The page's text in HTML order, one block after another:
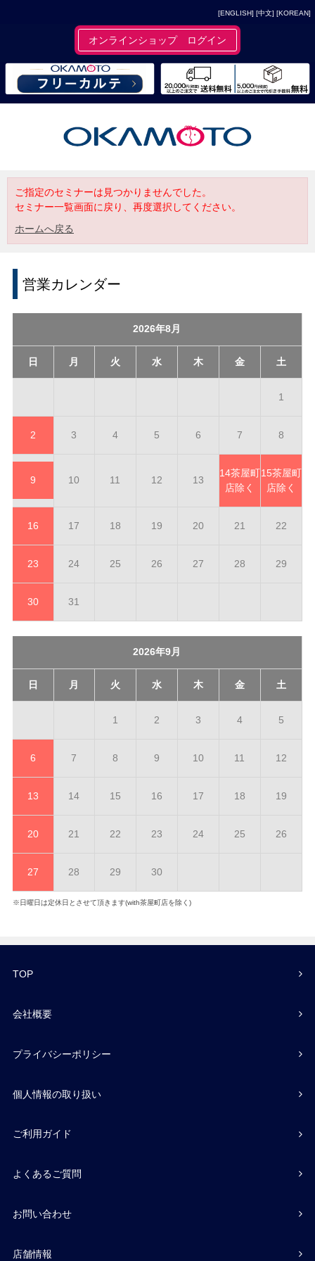
[ENGLISH] [中文] [KOREAN]
オンラインショップ ログイン
ご指定のセミナーは見つかりませんでした。
セミナー一覧画面に戻り、再度選択してください。
ホームへ戻る
営業カレンダー
2026年8月
日 月 火 水 木 金 土
1
2 3 4 5 6 7 8
9 10 11 12 13
14茶屋町
店除く
15茶屋町
店除く
16 17 18 19 20 21 22
23 24 25 26 27 28 29
30 31
2026年9月
日 月 火 水 木 金 土
1 2 3 4 5
6 7 8 9 10 11 12
13 14 15 16 17 18 19
20 21 22 23 24 25 26
27 28 29 30
※日曜日は定休日とさせて頂きます(with茶屋町店を除く)
TOP
会社概要
プライバシーポリシー
個人情報の取り扱い
ご利用ガイド
よくあるご質問
お問い合わせ
店舗情報